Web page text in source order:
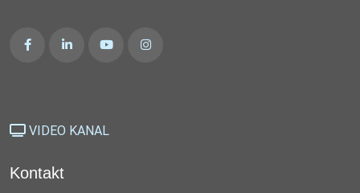
VIDEO KANAL
Kontakt